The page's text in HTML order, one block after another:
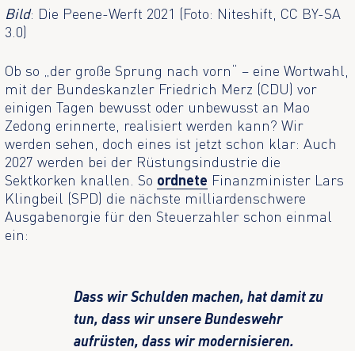
Bild: Die Peene-Werft 2021 (Foto: Niteshift, CC BY-SA
3.0)
Ob so „der große Sprung nach vorn“ – eine Wortwahl,
mit der Bundeskanzler Friedrich Merz (CDU) vor
einigen Tagen bewusst oder unbewusst an Mao
Zedong erinnerte, realisiert werden kann? Wir
werden sehen, doch eines ist jetzt schon klar: Auch
2027 werden bei der Rüstungsindustrie die
Sektkorken knallen. So ordnete Finanzminister Lars
Klingbeil (SPD) die nächste milliardenschwere
Ausgabenorgie für den Steuerzahler schon einmal
ein:
Dass wir Schulden machen, hat damit zu
tun, dass wir unsere Bundeswehr
aufrüsten, dass wir modernisieren.